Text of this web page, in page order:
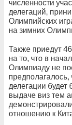
численности
делегаций,
Олимпийских
на зимних
Также приедут
на то, что в
Олимпиаду не
делегации будет
выдаче виз тем
отношению к